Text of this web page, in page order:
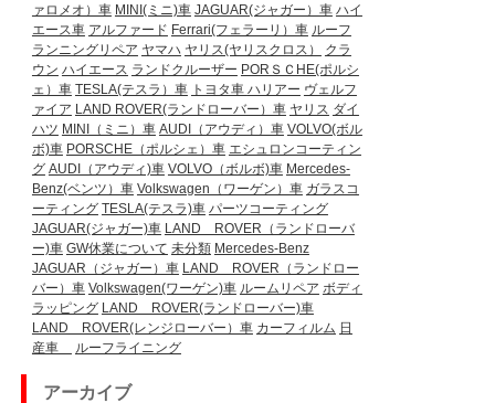
ァロメオ）車 MINI(ミニ)車 JAGUAR(ジャガー）車 ハイ
エース車 アルファード Ferrari(フェラーリ）車 ルーフ
ランニングリペア ヤマハ ヤリス(ヤリスクロス）
クラ
ウン ハイエース ランドクルーザー PORＳＣHE(ポルシ
ェ）車 TESLA(テスラ）車 トヨタ車 ハリアー ヴェルフ
ァイア LAND ROVER(ランドローバー）車 ヤリス ダイ
ハツ MINI（ミニ）車 AUDI（アウディ）車 VOLVO(ボル
ボ)車 PORSCHE（ポルシェ）車 エシュロンコーティン
グ AUDI（アウディ)車 VOLVO（ボルボ)車 Mercedes-
Benz(ベンツ）車 Volkswagen（ワーゲン）車 ガラスコ
ーティング TESLA(テスラ)車 パーツコーティング
JAGUAR(ジャガー)車 LAND ROVER（ランドローバ
ー)車 GW休業について 未分類 Mercedes-Benz
JAGUAR（ジャガー）車 LAND ROVER（ランドロー
バー）車 Volkswagen(ワーゲン)車 ルームリペア ボディ
ラッピング LAND ROVER(ランドローバー)車
LAND ROVER(レンジローバー）車 カーフィルム 日
産車
ルーフライニング
アーカイブ